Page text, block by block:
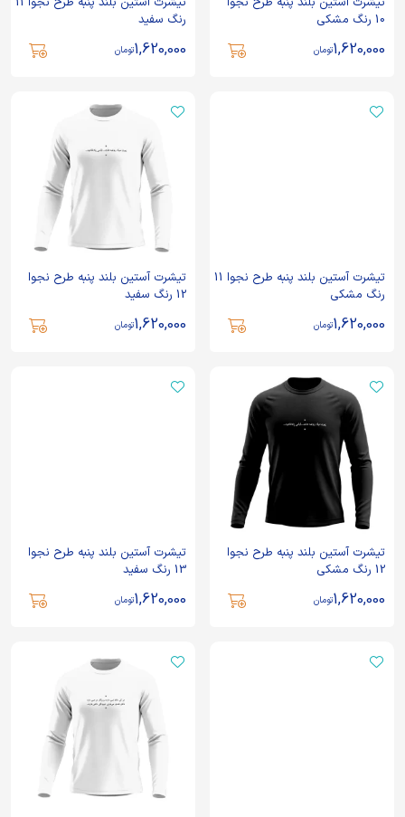
10 رنگ مشکی
1,620,000تومان
رنگ سفید
1,620,000تومان
تیشرت آستین بلند پنبه طرح نجوا 11
رنگ مشکی
1,620,000تومان
تیشرت آستین بلند پنبه طرح نجوا
12 رنگ سفید
1,620,000تومان
تیشرت آستین بلند پنبه طرح نجوا
12 رنگ مشکی
1,620,000تومان
تیشرت آستین بلند پنبه طرح نجوا
13 رنگ سفید
1,620,000تومان